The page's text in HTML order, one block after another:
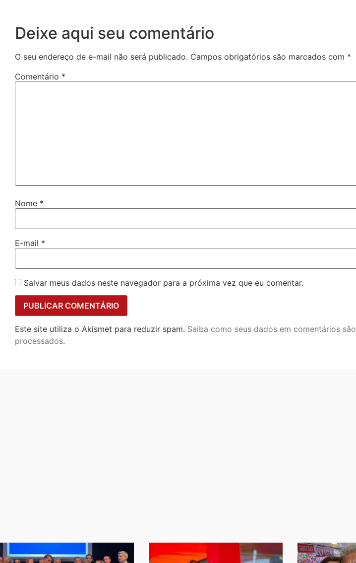
Deixe aqui seu comentário
O seu endereço de e-mail não será publicado. Campos obrigatórios são marcados com *
Comentário *
Nome *
E-mail *
Salvar meus dados neste navegador para a próxima vez que eu comentar.
Este site utiliza o Akismet para reduzir spam. Saiba como seus dados em comentários são
processados.